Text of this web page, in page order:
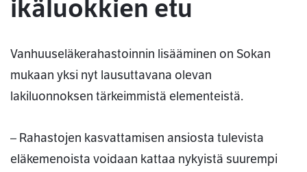
ikäluokkien etu
Vanhuuseläkerahastoinnin lisääminen on Sokan
mukaan yksi nyt lausuttavana olevan
lakiluonnoksen tärkeimmistä elementeistä.
– Rahastojen kasvattamisen ansiosta tulevista
eläkemenoista voidaan kattaa nykyistä suurempi